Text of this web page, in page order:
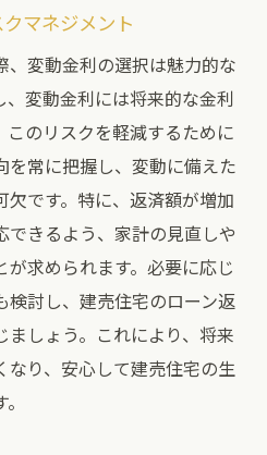
マネジメント
変動金利の選択は魅力的な
変動金利には将来的な金利
のリスクを軽減するために
を常に把握し、変動に備えた
欠です。特に、返済額が増加
できるよう、家計の見直しや
求められます。必要に応じ
検討し、建売住宅のローン返
しょう。これにより、将来
なり、安心して建売住宅の生